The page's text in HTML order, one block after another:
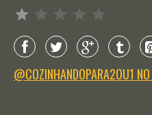
@COZINHANDOPARA2OU1